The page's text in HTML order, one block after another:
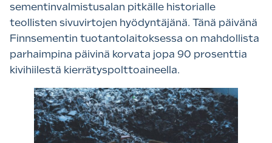
sementinvalmistusalan pitkälle historialle
teollisten sivuvirtojen hyödyntäjänä. Tänä päivänä
Finnsementin tuotantolaitoksessa on mahdollista
parhaimpina päivinä korvata jopa 90 prosenttia
kivihiilestä kierrätyspolttoaineella.